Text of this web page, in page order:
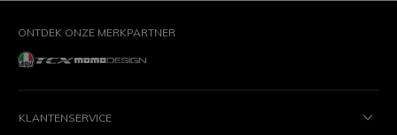
ONTDEK ONZE MERKPARTNER
KLANTENSERVICE